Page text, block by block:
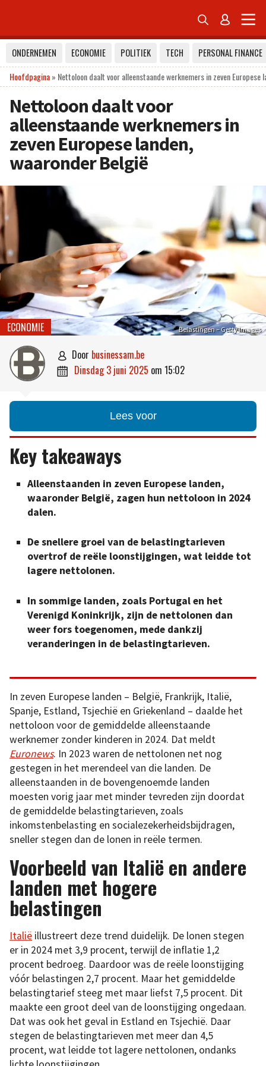
 
ONDERNEMEN ECONOMIE POLITIEK TECH
PERSONAL FINANCE
Hoofdpagina» Nettoloon daalt voor alleenstaande werknemers in zeven Europese
Nettoloon daalt voor
alleenstaande werknemers in
zeven Europese landen,
waaronder België
Belastingen – Getty Images
ECONOMIE
 door businessam.be
 dinsdag 3 juni 2025 om 15:02
Lees voor
Key takeaways
Alleenstaanden in zeven Europese landen,
waaronder België, zagen hun nettoloon in 2024
dalen.
De snellere groei van de belastingtarieven
overtrof de reële loonstijgingen, wat leidde tot
lagere nettolonen.
In sommige landen, zoals Portugal en het
Verenigd Koninkrijk, zijn de nettolonen dan
weer fors toegenomen, mede dankzij
veranderingen in de belastingtarieven.
In zeven Europese landen – België, Frankrijk, Italië,
Spanje, Estland, Tsjechië en Griekenland – daalde het
nettoloon voor de gemiddelde alleenstaande
werknemer zonder kinderen in 2024. Dat meldt
Euronews. In 2023 waren de nettolonen net nog
gestegen in het merendeel van die landen. De
alleenstaanden in de bovengenoemde landen
moesten vorig jaar met minder tevreden zijn doordat
de gemiddelde belastingtarieven, zoals
inkomstenbelasting en socialezekerheidsbijdragen,
sneller stegen dan de lonen in reële termen.
Voorbeeld van Italië en andere
landen met hogere
belastingen
Italië illustreert deze trend duidelijk. De lonen stegen
er in 2024 met 3,9 procent, terwijl de inflatie 1,2
procent bedroeg. Daardoor was de reële loonstijging
vóór belastingen 2,7 procent. Maar het gemiddelde
belastingtarief steeg met maar liefst 7,5 procent. Dit
maakte een groot deel van de loonstijging ongedaan.
Dat was ook het geval in Estland en Tsjechië. Daar
stegen de belastingtarieven met meer dan 4,5
procent, wat leidde tot lagere nettolonen, ondanks